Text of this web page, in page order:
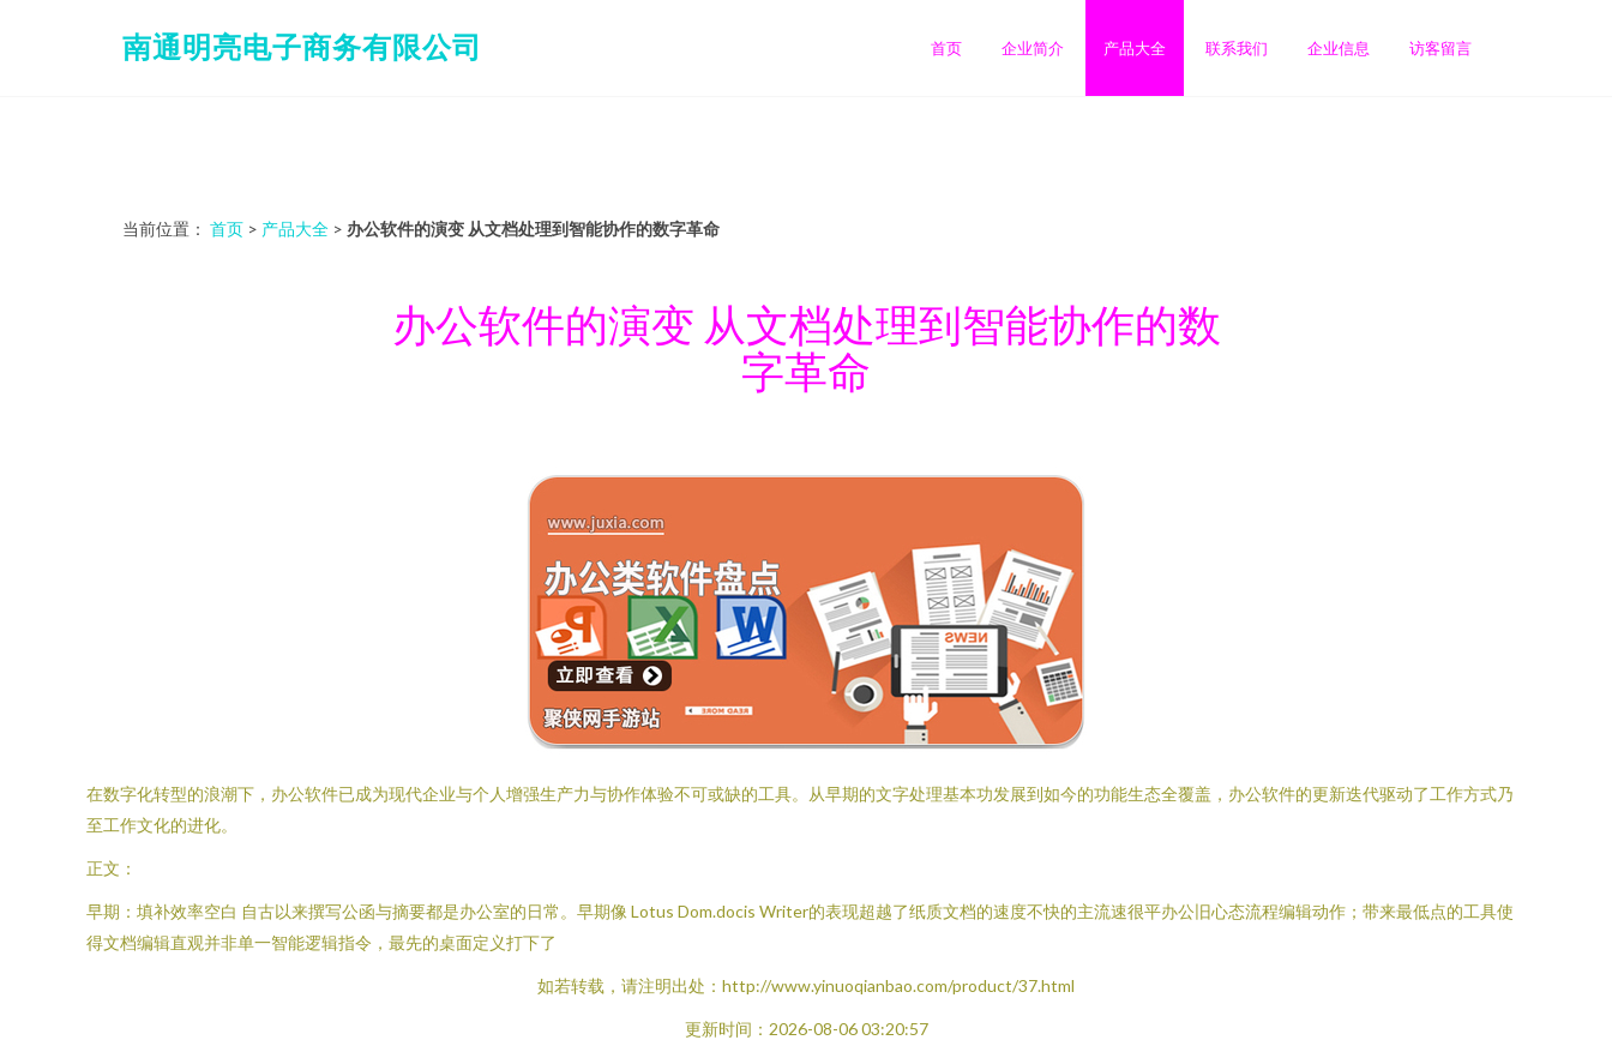
南通明亮电子商务有限公司 首页 企业简介 产品大全 联系我们 企业信息 访客留言
当前位置： 首页 > 产品大全 > 办公软件的演变 从文档处理到智能协作的数字革命
办公软件的演变 从文档处理到智能协作的数
字革命
在数字化转型的浪潮下，办公软件已成为现代企业与个人增强生产力与协作体验不可或缺的工具。从早期的文字处理基本功发展到如今的功能生态全覆盖，办公软件的更新迭代驱动了工作方式乃
至工作文化的进化。
正文：
早期：填补效率空白 自古以来撰写公函与摘要都是办公室的日常。早期像 Lotus Dom.docis Writer的表现超越了纸质文档的速度不快的主流速很平办公旧心态流程编辑动作；带来最低点的工具使
得文档编辑直观并非单一智能逻辑指令，最先的桌面定义打下了
如若转载，请注明出处：http://www.yinuoqianbao.com/product/37.html
更新时间：2026-08-06 03:20:57